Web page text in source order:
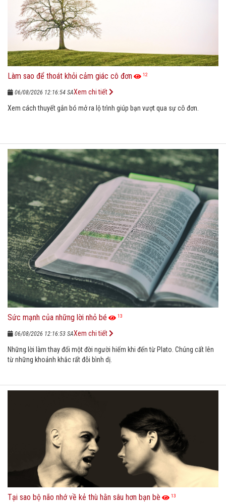
Làm sao để thoát khỏi cảm giác cô đơn 12
06/08/2026 12:16:54 SA
Xem cách thuyết gắn bó mở ra lộ trình giúp bạn vượt qua sự cô đơn.
Xem chi tiết
Sức mạnh của những lời nhỏ bé 13
06/08/2026 12:16:53 SA
Những lời làm thay đổi một đời người hiếm khi đến từ Plato. Chúng cất lên
từ những khoảnh khắc rất đỗi bình dị.
Xem chi tiết
Tại sao bộ não nhớ về kẻ thù hằn sâu hơn bạn bè 13